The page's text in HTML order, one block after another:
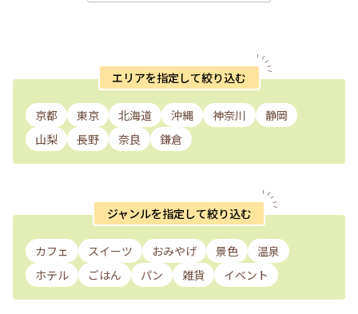
エリアを指定して絞り込む
京都 東京 北海道 沖縄 神奈川
静岡
山梨
長野 奈良 鎌倉
ジャンルを指定して絞り込む
カフェ スイーツ おみやげ 景色
温泉
ホテル
ごはん パン 雑貨 イベント